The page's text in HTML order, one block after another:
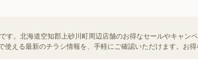
す。北海道空知郡上砂川町周辺店舗のお得なセールやキャン
える最新のチラシ情報を、手軽にご確認いただけます。お得